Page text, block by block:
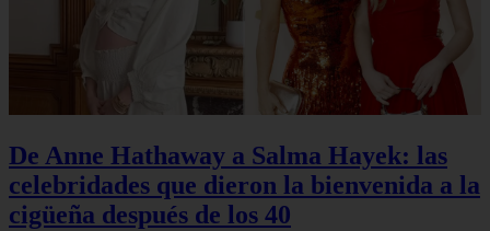
De Anne Hathaway a Salma Hayek: las
celebridades que dieron la bienvenida a la
cigüeña después de los 40